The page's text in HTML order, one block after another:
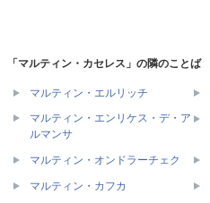
「マルティン・カセレス」の隣のことば
マルティン・エルリッチ
マルティン・エンリケス・デ・ア
ルマンサ
マルティン・オンドラーチェク
マルティン・カフカ